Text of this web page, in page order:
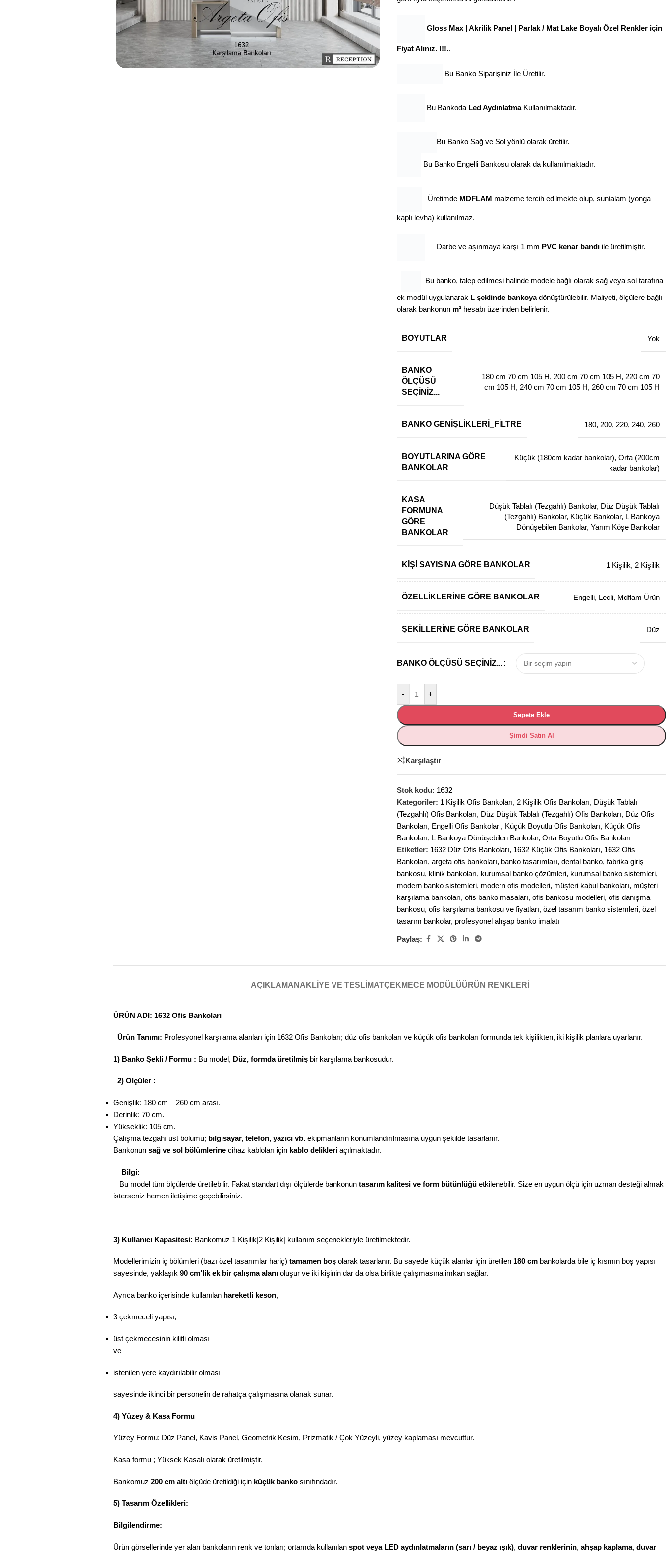
Gloss Max | Akrilik Panel | Parlak / Mat Lake Boyalı Özel Renkler için
Fiyat Alınız. !!!..
Bu Banko Siparişiniz İle Üretilir.
Bu Bankoda Led AydınlatmaKullanılmaktadır.
Bu Banko Sağ ve Sol yönlü olarak üretilir.
Bu Banko Engelli Bankosu olarak da kullanılmaktadır.
Üretimde MDFLAM malzeme tercih edilmekte olup, suntalam (yonga
kaplı levha) kullanılmaz.
Darbe ve aşınmaya karşı 1 mm PVC kenar bandı ile üretilmiştir.
Bu banko, talep edilmesi halinde modele bağlı olarak sağ veya sol tarafına
ek modül uygulanarak L şeklinde bankoyadönüştürülebilir. Maliyeti, ölçülere bağlı
olarak bankonun m² hesabı üzerinden belirlenir.
BOYUTLAR Yok
BANKO
ÖLÇÜSÜ
SEÇINIZ...
180 cm 70 cm 105 H, 200 cm 70 cm 105 H, 220 cm 70
cm 105 H, 240 cm 70 cm 105 H, 260 cm 70 cm 105 H
BANKO GENIŞLIKLERI_FILTRE 180, 200, 220, 240, 260
BOYUTLARINA GÖRE
BANKOLAR
Küçük (180cm kadar bankolar),Orta (200cm
kadar bankolar)
KASA
FORMUNA
GÖRE
BANKOLAR
Düşük Tablalı (Tezgahlı) Bankolar, Düz Düşük Tablalı
(Tezgahlı) Bankolar, Küçük Bankolar, L Bankoya
Dönüşebilen Bankolar,Yarım Köşe Bankolar
KIŞI SAYISINA GÖRE BANKOLAR 1 Kişilik, 2 Kişilik
ÖZELLIKLERINE GÖRE BANKOLAR Engelli, Ledli, Mdflam Ürün
ŞEKILLERINE GÖRE BANKOLAR Düz
BANKO ÖLÇÜSÜ SEÇINIZ...
- +
Sepete Ekle
Şimdi Satın Al
Karşılaştır
Stok kodu: 1632
Kategoriler: 1 Kişilik Ofis Bankoları, 2 Kişilik Ofis Bankoları, Düşük Tablalı
(Tezgahlı) Ofis Bankoları, Düz Düşük Tablalı (Tezgahlı) Ofis Bankoları, Düz Ofis
Bankoları, Engelli Ofis Bankoları, Küçük Boyutlu Ofis Bankoları, Küçük Ofis
Bankoları, L Bankoya Dönüşebilen Bankolar, Orta Boyutlu Ofis Bankoları
Etiketler: 1632 Düz Ofis Bankoları, 1632 Küçük Ofis Bankoları, 1632 Ofis
Bankoları, argeta ofis bankoları, banko tasarımları, dental banko, fabrika giriş
bankosu, klinik bankoları, kurumsal banko çözümleri, kurumsal banko sistemleri,
modern banko sistemleri, modern ofis modelleri, müşteri kabul bankoları, müşteri
karşılama bankoları, ofis banko masaları, ofis bankosu modelleri, ofis danışma
bankosu, ofis karşılama bankosu ve fiyatları, özel tasarım banko sistemleri, özel
tasarım bankolar, profesyonel ahşap banko imalatı
Paylaş:
AÇIKLAMA NAKLIYE VE TESLIMATÇEKMECE MODÜLÜÜRÜN RENKLERI
ÜRÜN ADI: 1632 Ofis Bankoları
Ürün Tanımı: Profesyonel karşılama alanları için 1632 Ofis Bankoları; düz ofis bankoları ve küçük ofis bankoları formunda tek kişilikten, iki kişilik planlara uyarlanır.
1) Banko Şekli / Formu : Bu model, Düz, formda üretilmiş bir karşılama bankosudur.
2) Ölçüler :
Genişlik: 180 cm – 260 cm arası.
Derinlik: 70 cm.
Yükseklik: 105 cm.
Çalışma tezgahı üst bölümü; bilgisayar, telefon, yazıcı vb. ekipmanların konumlandırılmasına uygun şekilde tasarlanır.
Bankonun sağ ve sol bölümlerine cihaz kabloları için kablo delikleri açılmaktadır.
Bilgi:
Bu model tüm ölçülerde üretilebilir. Fakat standart dışı ölçülerde bankonun tasarım kalitesi ve form bütünlüğü etkilenebilir. Size en uygun ölçü için uzman desteği almak
isterseniz hemen iletişime geçebilirsiniz.
3) Kullanıcı Kapasitesi: Bankomuz 1 Kişilik|2 Kişilik| kullanım seçenekleriyle üretilmektedir.
Modellerimizin iç bölümleri (bazı özel tasarımlar hariç) tamamen boş olarak tasarlanır. Bu sayede küçük alanlar için üretilen 180 cm bankolarda bile iç kısmın boş yapısı
sayesinde, yaklaşık 90 cm’lik ek bir çalışma alanı oluşur ve iki kişinin dar da olsa birlikte çalışmasına imkan sağlar.
Ayrıca banko içerisinde kullanılan hareketli keson,
3 çekmeceli yapısı,
üst çekmecesinin kilitli olması
ve
istenilen yere kaydırılabilir olması
sayesinde ikinci bir personelin de rahatça çalışmasına olanak sunar.
4) Yüzey & Kasa Formu
Yüzey Formu: Düz Panel, Kavis Panel, Geometrik Kesim, Prizmatik / Çok Yüzeyli, yüzey kaplaması mevcuttur.
Kasa formu ; Yüksek Kasalı olarak üretilmiştir.
Bankomuz 200 cm altı ölçüde üretildiği için küçük banko sınıfındadır.
5) Tasarım Özellikleri:
Bilgilendirme:
Ürün görsellerinde yer alan bankoların renk ve tonları; ortamda kullanılan spot veya LED aydınlatmaların (sarı / beyaz ışık), duvar renklerinin, ahşap kaplama, duvar